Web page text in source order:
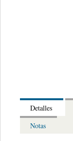
Detalles
Notas